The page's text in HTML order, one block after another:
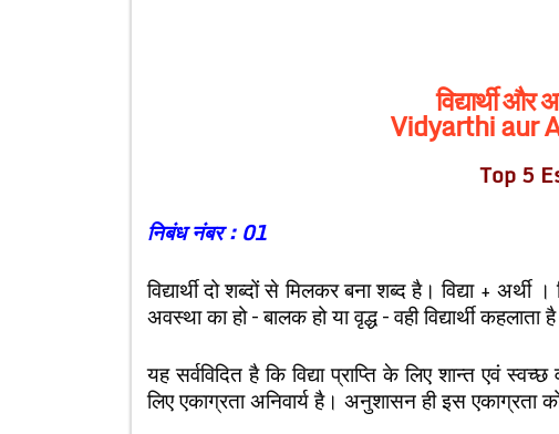
विद्यार्थी
Vidyarthi aur
Top 5
निबंध नंबर : 01
विद्यार्थी दो शब्दों से मिलकर बना शब्द है। विद्या + अर्थी ।
अवस्था का हो – बालक हो या वृद्ध – वही विद्यार्थी कहलाता
यह सर्वविदित है कि विद्या प्राप्ति के लिए शान्त एवं
लिए एकाग्रता अनिवार्य है। अनुशासन ही इस एकाग्रता